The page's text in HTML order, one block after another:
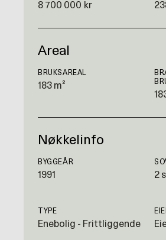
8 700 000 kr
Areal
BRUKSAREAL
183 m²
Nøkkelinfo
BYGGEÅR
1991 2
TYPE
Enebolig - Frittliggende